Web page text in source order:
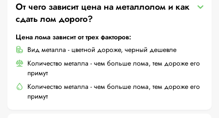
От чего зависит цена на металлолом и как
сдать лом дорого?
Цена лома зависит от трех факторов:
Вид металла - цветной дороже, черный дешевле
Количество металла - чем больше лома, тем дороже его
примут
Количество металла - чем больше лома, тем дороже его
примут